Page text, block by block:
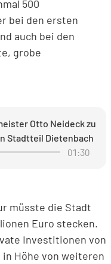
500
bei den ersten
auch bei den
grobe
Otto Neideck zu
Stadtteil Dietenbach
01:30
müsste die Stadt
Euro stecken.
Investitionen von
Höhe von weiteren